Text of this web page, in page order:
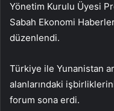
Yönetim Kurulu Üyesi
Sabah Ekonomi
düzenlendi.
Türkiye ile Yunanistan
alanlarındaki
forum sona erdi.